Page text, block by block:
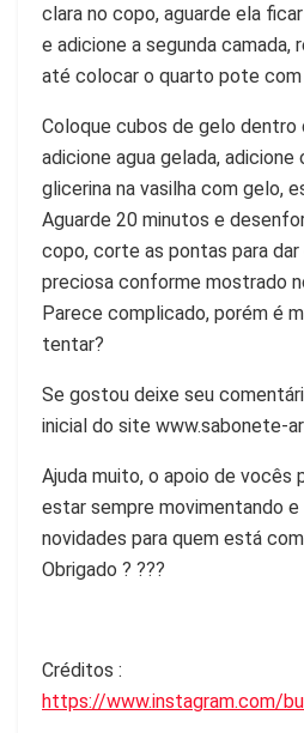
clara no copo, aguarde ela
e adicione a segunda
até colocar o quarto pote com
Coloque cubos de gelo dentro
adicione agua gelada,
glicerina na vasilha com gelo,
Aguarde 20 minutos e
copo, corte as pontas para
preciosa conforme mostrado
Parece complicado, porém é
tentar?
Se gostou deixe seu
inicial do site www.sabonete-
Ajuda muito, o apoio de vocês
estar sempre movimentando
novidades para quem está
Obrigado ? ???
Créditos :
https://www.instagram.com/